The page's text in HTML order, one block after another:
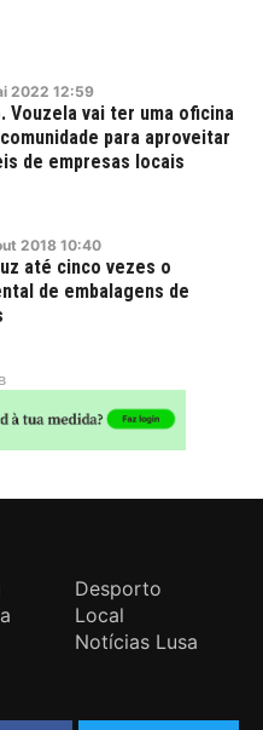
2022 12:59
Vouzela vai ter uma oficina
para aproveitar
de empresas locais
2018 10:40
até cinco vezes o
de embalagens de
Desporto
Local
Notícias Lusa